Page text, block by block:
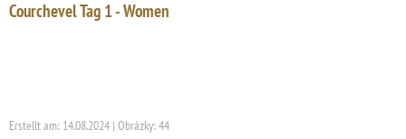
Courchevel Tag 1 - Women
Erstellt am: 14.08.2024 | Obrázky: 44